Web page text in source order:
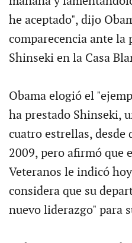
he aceptado", dijo
comparecencia ante la
Shinseki en la Casa
Obama elogió el
ha prestado Shinseki,
cuatro estrellas, desde
2009, pero afirmó que
Veteranos le indicó
considera que su
nuevo liderazgo" para